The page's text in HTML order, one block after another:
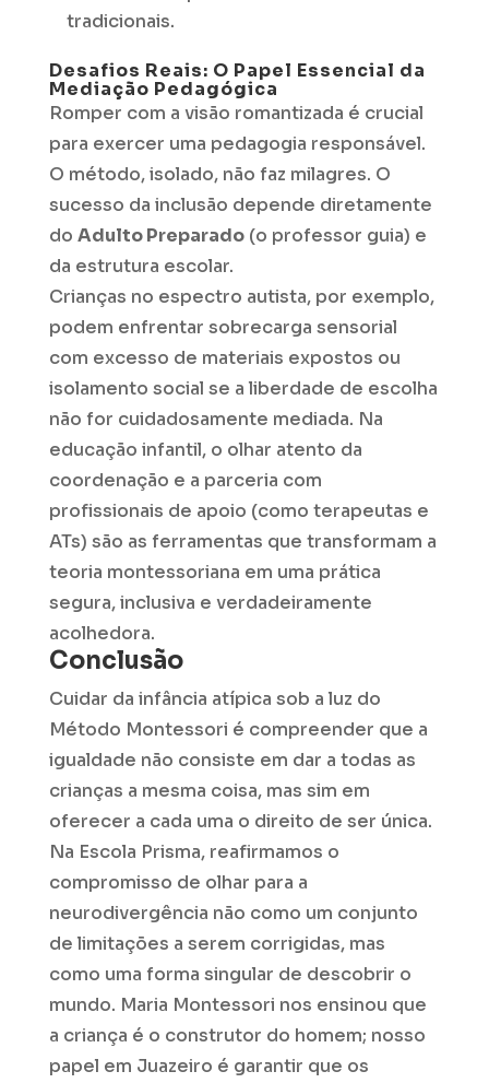
tradicionais.
Desafios Reais: O Papel Essencial da
Mediação Pedagógica
Romper com a visão romantizada é crucial
para exercer uma pedagogia responsável.
O método, isolado, não faz milagres. O
sucesso da inclusão depende diretamente
do Adulto Preparado(o professor guia) e
da estrutura escolar.
Crianças no espectro autista, por exemplo,
podem enfrentar sobrecarga sensorial
com excesso de materiais expostos ou
isolamento social se a liberdade de escolha
não for cuidadosamente mediada. Na
educação infantil, o olhar atento da
coordenação e a parceria com
profissionais de apoio (como terapeutas e
ATs) são as ferramentas que transformam a
teoria montessoriana em uma prática
segura, inclusiva e verdadeiramente
acolhedora.
Conclusão
Cuidar da infância atípica sob a luz do
Método Montessori é compreender que a
igualdade não consiste em dar a todas as
crianças a mesma coisa, mas sim em
oferecer a cada uma o direito de ser única.
Na Escola Prisma, reafirmamos o
compromisso de olhar para a
neurodivergência não como um conjunto
de limitações a serem corrigidas, mas
como uma forma singular de descobrir o
mundo. Maria Montessori nos ensinou que
a criança é o construtor do homem; nosso
papel em Juazeiro é garantir que os